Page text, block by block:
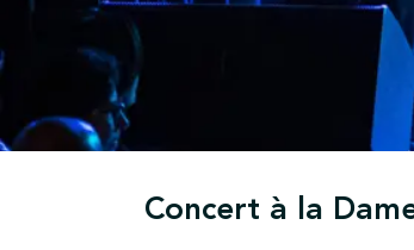
Concert à la